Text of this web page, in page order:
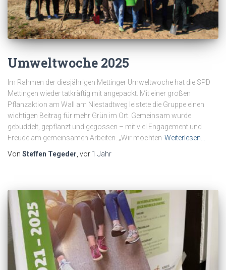
Umweltwoche 2025
Im Rahmen der diesjährigen Mettinger Umweltwoche hat die SPD
Mettingen wieder tatkräftig mit angepackt. Mit einer großen
Pflanzaktion am Wall am Niestadtweg leistete die Gruppe einen
wichtigen Beitrag für mehr Grün im Ort. Gemeinsam wurde
gebuddelt, gepflanzt und gegossen – mit viel Engagement und
Freude am gemeinsamen Arbeiten. „Wir möchten Weiterlesen…
Von Steffen Tegeder , vor 1 Jahr